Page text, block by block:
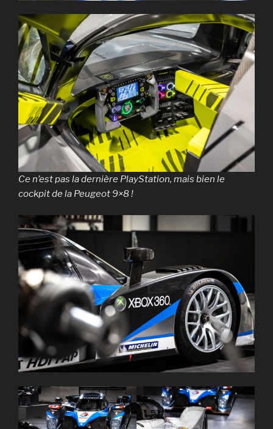
Ce n’est pas la dernière PlayStation, mais bien le
cockpit de la Peugeot 9×8 !